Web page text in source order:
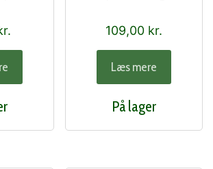
109,00 kr.
Læs mere
På lager